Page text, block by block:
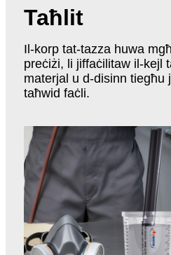
Taħlit
Il-korp tat-tazza huwa
preċiżi, li jiffaċilitaw il-kejl
materjal u d-disinn tiegħu
taħwid faċli.